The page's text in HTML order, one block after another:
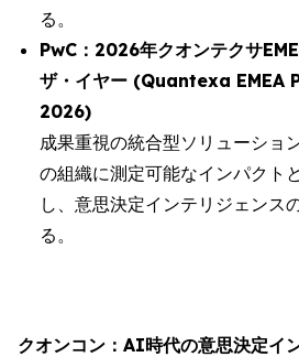
る。
PwC：2026年クオンテクサ
ザ・イヤー (Quantexa
2026)
成果重視の統合型ソリューショ
の組織に測定可能なインパクト
し、意思決定インテリジェンス
る。
クオンコン：AI時代の意思決定イ